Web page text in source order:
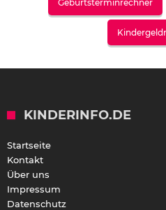
Geburtsterminrechner
KINDERINFO.DE
Startseite
Kontakt
Über uns
Impressum
Datenschutz